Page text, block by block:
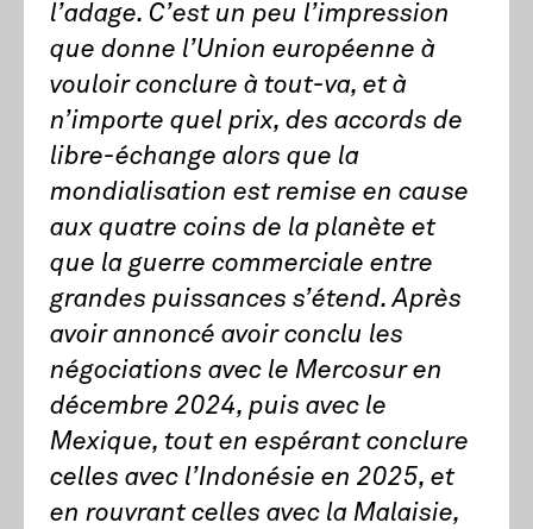
l’adage. C’est un peu l’impression
que donne l’Union européenne à
vouloir conclure à tout-va, et à
n’importe quel prix, des accords de
libre-échange alors que la
mondialisation est remise en cause
aux quatre coins de la planète et
que la guerre commerciale entre
grandes puissances s’étend. Après
avoir annoncé avoir conclu les
négociations avec le Mercosur en
décembre 2024, puis avec le
Mexique, tout en espérant conclure
celles avec l’Indonésie en 2025, et
en rouvrant celles avec la Malaisie,